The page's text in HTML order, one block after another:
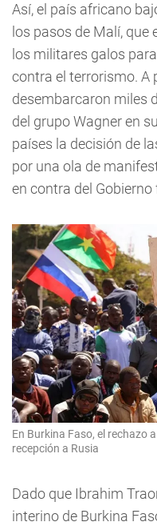
Así, el país africano
los pasos de Malí, que
los militares galos
contra el terrorismo. A
desembarcaron miles
del grupo Wagner en
países la decisión de
por una ola de
en contra del Gobierno
En Burkina Faso, el rechazo
recepción a Rusia
Dado que Ibrahim
interino de Burkina